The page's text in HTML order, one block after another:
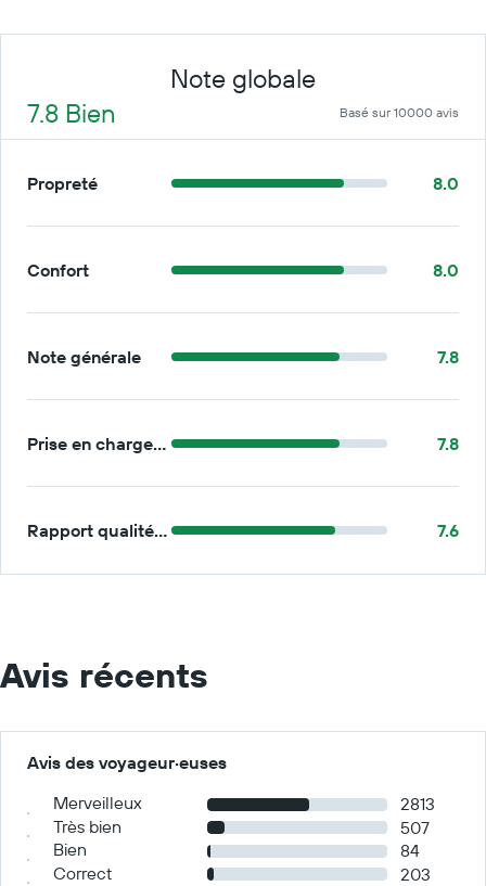
Note globale
7.8 Bien
Basé sur 10000 avis
Propreté 8.0
Confort 8.0
Note générale 7.8
Prise en charge/retour 7.8
Rapport qualité/prix 7.6
Avis récents
Avis des voyageur·euses
Merveilleux
2813
Très bien
507
Bien
84
Correct
203